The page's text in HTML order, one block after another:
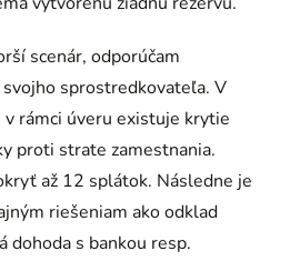
scenár, odporúčam
sprostredkovateľa. V
rámci úveru existuje krytie
proti strate zamestnania.
až 12 splátok. Následne je
riešeniam ako odklad
dohoda s bankou resp.